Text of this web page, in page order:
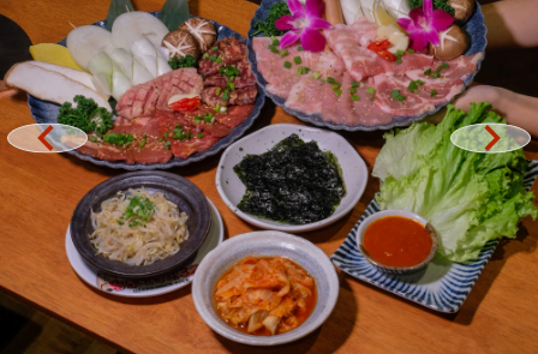
ของย่างเสียบไม้/เครื่องในย่าง
ร้านอาหารญี่ปุ่นแบบดั้งเดิม
ทาโกะยากิ
โอเด้ง/เมนูตุ๋นสไตล์ญี่ปุ่น
อาหารชุด/อาหารญี่ปุ่นสไตล์โฮมคุกกิ้ง
เบนโตะ/บริการส่งอาหารญี่ปุ่น
เชียงใหม่
ลาดพร้าว
สมุทรปราการ
ปทุมธานี
สมุทรสาคร
ภูเก็ต
พัทยา
ธนิยะ